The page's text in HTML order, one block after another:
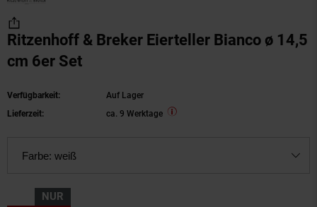
Ritzenhoff & Breker Eierteller Bianco ø 14,5
cm 6er Set
Verfügbarkeit:
Auf Lager
Lieferzeit:
ca. 9 Werktage
Farbe: weiß
NUR